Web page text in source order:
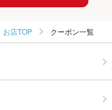
お店TOP クーポン一覧